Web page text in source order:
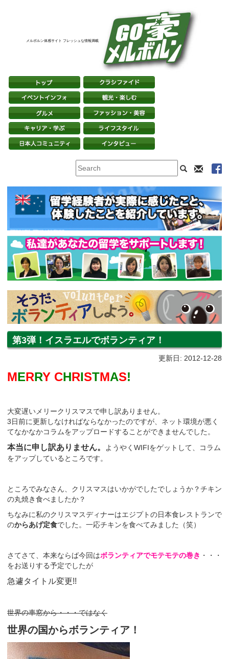
メルボルン体感サイト フレッシュな情報満載
第3弾！イスラエルでボランティア！
更新日: 2012-12-28
MERRY CHRISTMAS!
大変遅いメリークリスマスで申し訳ありません。
3日前に更新しなければならなかったのですが、ネット環境が悪く
てなかなかコラムをアップロードすることができませんでした。
本当に申し訳ありません。
ようやくWIFIをゲットして、コラム
をアップしているところです。
ところでみなさん、クリスマスはいかがでしたでしょうか？チキン
の丸焼き食べましたか？
ちなみに私のクリスマスディナーはエジプトの日本食レストランで
のからあげ定食でした。一応チキンを食べてみました（笑）
さてさて、本来ならば今回はボランティアでモテモテの巻き ・・・
をお送りする予定でしたが
急遽タイトル変更!!
世界の車窓から・・・ではなく
世界の国からボランティア！